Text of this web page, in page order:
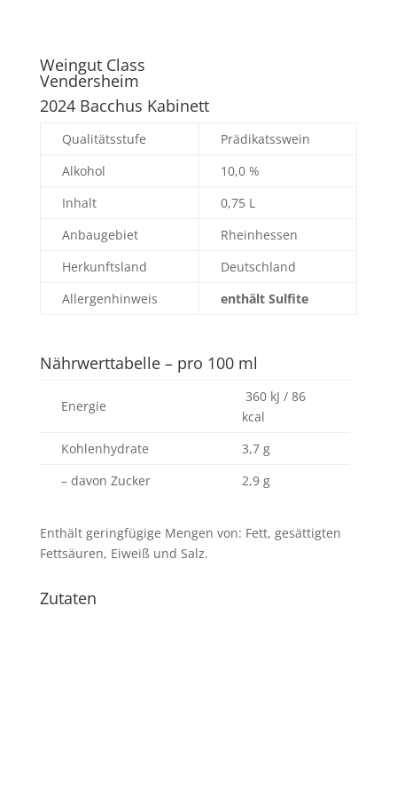
Weingut Class
Vendersheim
2024 Bacchus Kabinett
Qualitätsstufe
Prädikatsswein
Alkohol
10,0 %
Inhalt
0,75 L
Anbaugebiet
Rheinhessen
Herkunftsland
Deutschland
Allergenhinweis
enthält Sulfite
Nährwerttabelle – pro 100 ml
Energie
360 kJ / 86
kcal
Kohlenhydrate
3,7 g
– davon Zucker
2,9 g
Enthält geringfügige Mengen von: Fett, gesättigten
Fettsäuren, Eiweiß und Salz.
Zutaten